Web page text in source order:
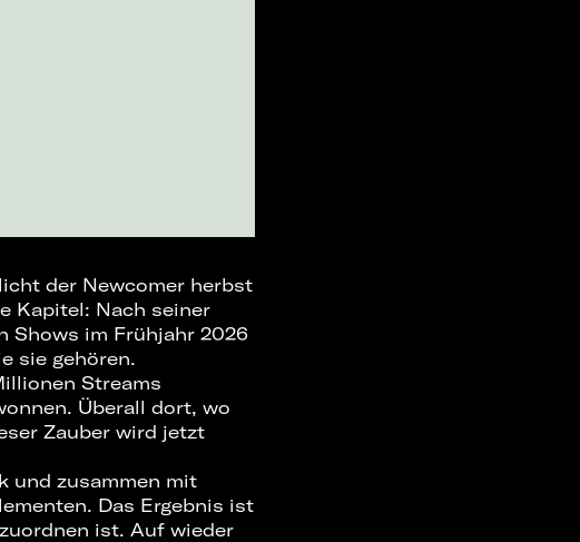
der Newcomer herbst
Kapitel: Nach seiner
Shows im Frühjahr 2026
sie gehören.
Streams
Überall dort, wo
Zauber wird jetzt
und zusammen mit
Das Ergebnis ist
ist. Auf wieder